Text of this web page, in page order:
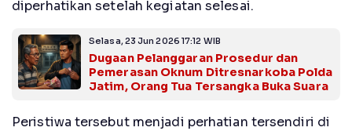
diperhatikan setelah kegiatan selesai.
Selasa, 23 Jun 2026 17:12 WIB
Dugaan Pelanggaran Prosedur dan
Pemerasan Oknum Ditresnarkoba Polda
Jatim, Orang Tua Tersangka Buka Suara
Peristiwa tersebut menjadi perhatian tersendiri di